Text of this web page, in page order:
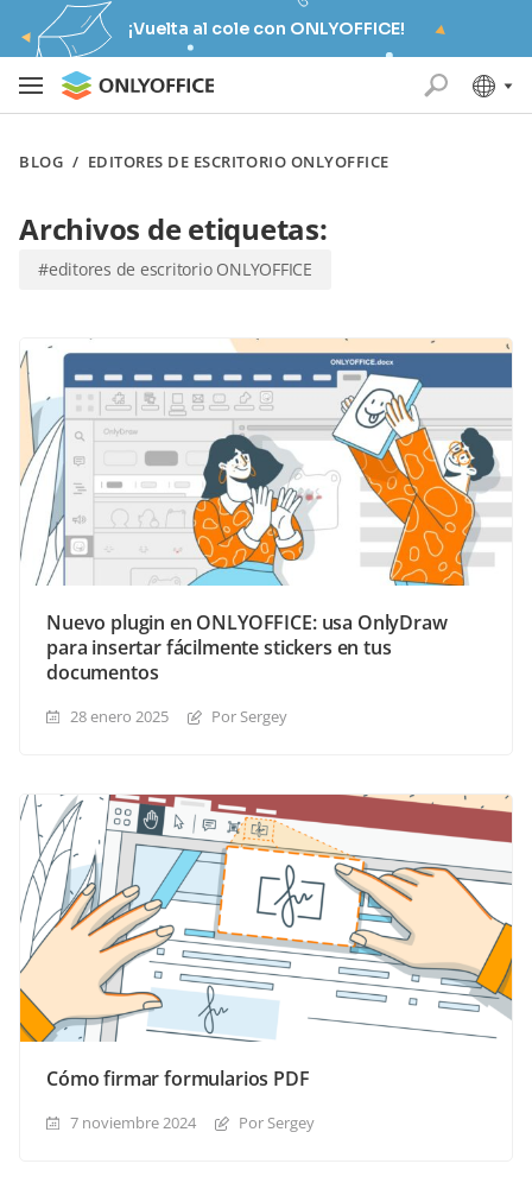
¡Vuelta al cole con ONLYOFFICE!
BLOG / EDITORES DE ESCRITORIO ONLYOFFICE
Archivos de etiquetas:
#editores de escritorio ONLYOFFICE
Nuevo plugin en ONLYOFFICE: usa OnlyDraw
para insertar fácilmente stickers en tus
documentos
28 enero 2025 Por Sergey
Cómo firmar formularios PDF
7 noviembre 2024 Por Sergey